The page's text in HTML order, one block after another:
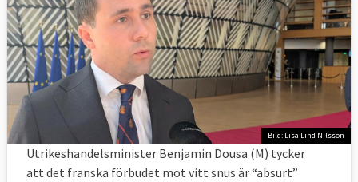
Bild: Lisa Lind Nilsson
Utrikeshandelsminister Benjamin Dousa (M) tycker
att det franska förbudet mot vitt snus är “absurt”